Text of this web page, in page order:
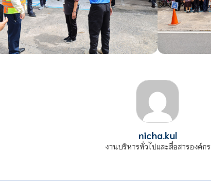
nicha.kul
งานบริหารทั่วไปและสื่อสารองค์กร